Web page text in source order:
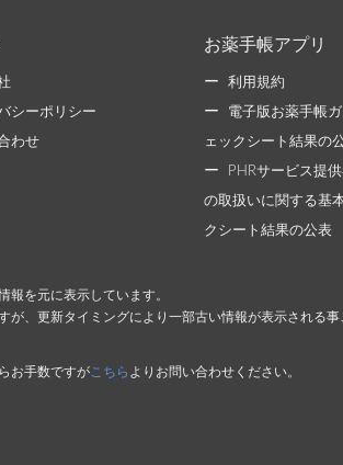
シーポリシー
わせ
お薬手帳アプリ
利用規約
電子版お薬手帳
ェックシート結果の
PHRサービス提
の取扱いに関する基
クシート結果の公表
報を元に表示しています。
、更新タイミングにより一部古い情報が表示される事
お手数ですが こちら よりお問い合わせください。